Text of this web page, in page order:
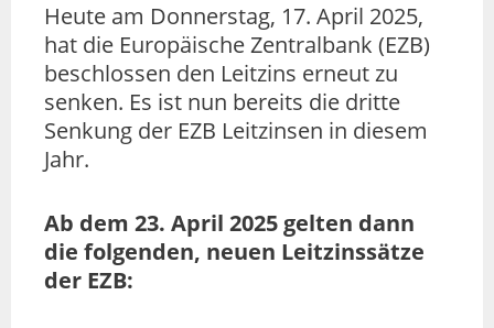
Heute am Donnerstag, 17. April 2025,
hat die Europäische Zentralbank (EZB)
beschlossen den Leitzins erneut zu
senken. Es ist nun bereits die dritte
Senkung der EZB Leitzinsen in diesem
Jahr.
Ab dem 23. April 2025 gelten dann
die folgenden, neuen Leitzinssätze
der EZB: